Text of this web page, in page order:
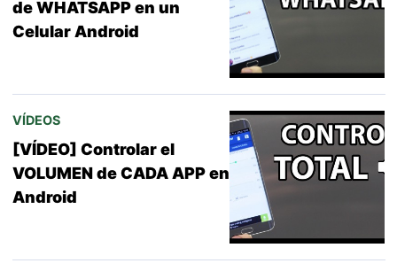
de WHATSAPP en un
Celular Android
VÍDEOS
[VÍDEO] Controlar el
VOLUMEN de CADA APP en
Android